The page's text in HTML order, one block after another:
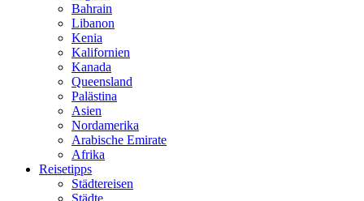
Bahrain
Libanon
Kenia
Kalifornien
Kanada
Queensland
Palästina
Asien
Nordamerika
Arabische Emirate
Afrika
Reisetipps
Städtereisen
Städte